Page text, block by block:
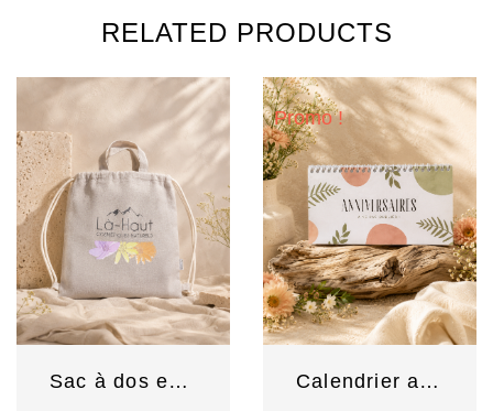
RELATED PRODUCTS
Sac à dos en coton recyclé
Promo !
Calendrier anniversaires